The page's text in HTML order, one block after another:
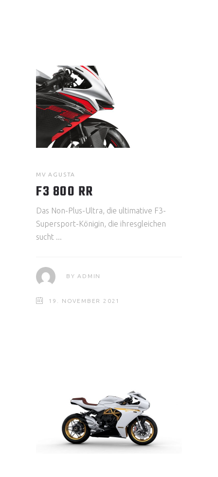
MV AGUSTA
F3 800 RR
Das Non-Plus-Ultra, die ultimative F3-
Supersport-Königin, die ihresgleichen
sucht
BYADMIN
19. NOVEMBER 2021